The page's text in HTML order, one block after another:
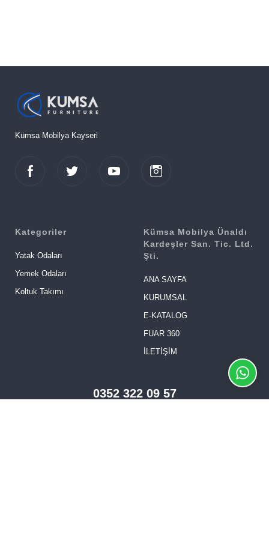
Kümsa Mobilya Kayseri
Kategoriler
Yatak Odaları
Yemek Odaları
Koltuk Takımı
Kümsa Mobilya Ünaldı
Kardeşler San. Tic. Ltd.
Şti.
ANA SAYFA
KURUMSAL
E-KATALOG
FUAR 360
İLETİŞİM
0352 322 09 57